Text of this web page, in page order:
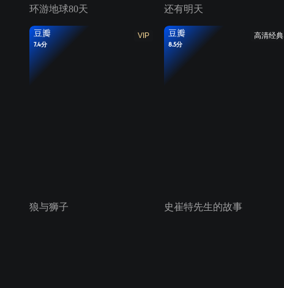
环游地球80天 还有明天
VIP
豆瓣
7.4分
狼与狮子
高清经典
豆瓣
8.5分
史崔特先生的故事